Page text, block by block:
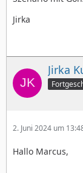
Jirka
Jirka
2. Juni 2024 um
Hallo Marcus,